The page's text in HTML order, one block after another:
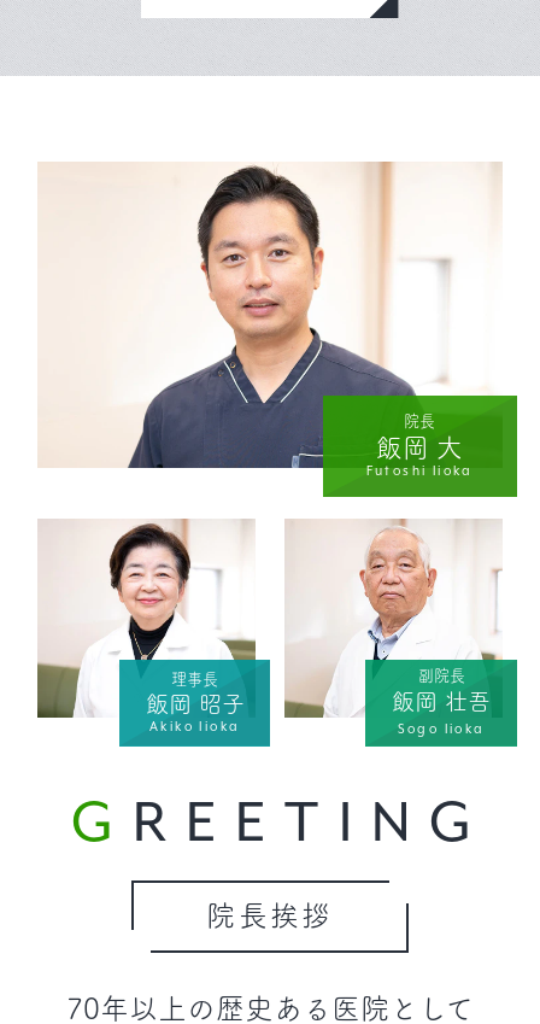
院長
飯岡 大
Futoshi Iioka
理事長
飯岡 昭子
Akiko Iioka
副院長
飯岡 壮吾
Sogo Iioka
GREETING
院長挨拶
70年以上の歴史ある医院として